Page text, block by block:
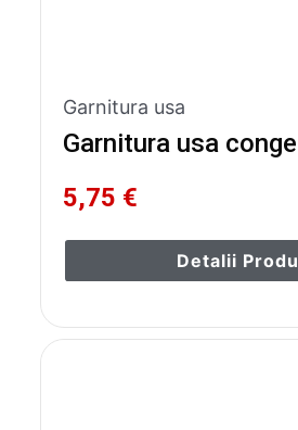
Garnitura usa
Garnitura usa
5,75 €
Detalii